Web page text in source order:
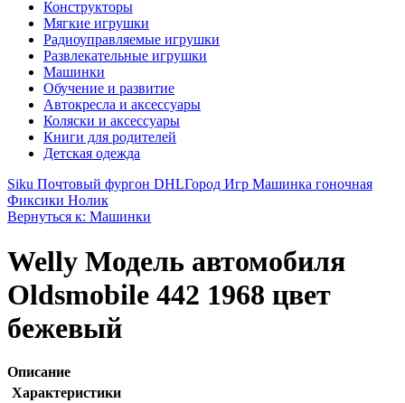
Конструкторы
Мягкие игрушки
Радиоуправляемые игрушки
Развлекательные игрушки
Машинки
Обучение и развитие
Автокресла и аксессуары
Коляски и аксессуары
Книги для родителей
Детская одежда
Siku Почтовый фургон DHLГород Игр Машинка гоночная
Фиксики Нолик
Вернуться к: Машинки
Welly Модель автомобиля
Oldsmobile 442 1968 цвет
бежевый
Описание
Характеристики